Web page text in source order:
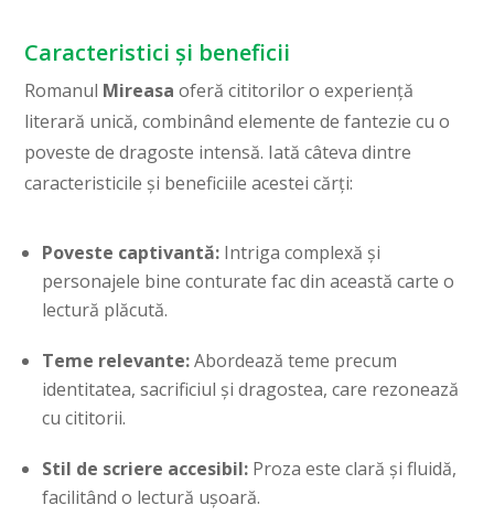
Caracteristici și beneficii
Romanul Mireasa oferă cititorilor o experiență
literară unică, combinând elemente de fantezie cu o
poveste de dragoste intensă. Iată câteva dintre
caracteristicile și beneficiile acestei cărți:
Poveste captivantă: Intriga complexă și
personajele bine conturate fac din această carte o
lectură plăcută.
Teme relevante:Abordează teme precum
identitatea, sacrificiul și dragostea, care rezonează
cu cititorii.
Stil de scriere accesibil: Proza este clară și fluidă,
facilitând o lectură ușoară.